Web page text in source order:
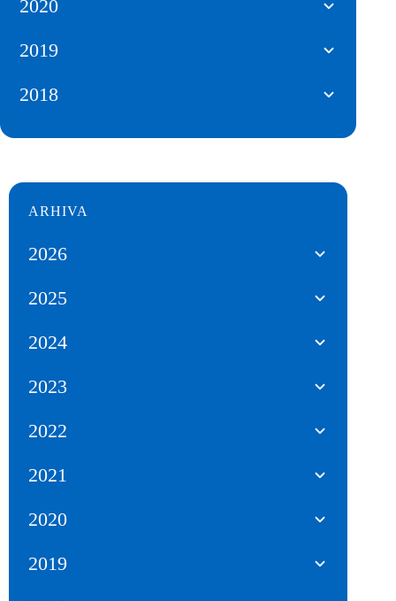
2020
2019
2018
ARHIVA
2026
2025
2024
2023
2022
2021
2020
2019